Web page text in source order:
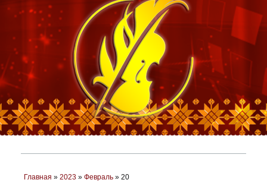
Главная »2023 » Февраль » 20